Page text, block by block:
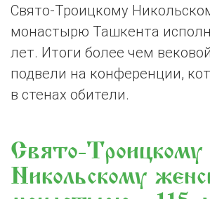
Свято-Троицкому
монастырю Ташкента
лет. Итоги более чем
подвели на конференции,
в стенах обители.
Свято-Троицкому
Никольскому